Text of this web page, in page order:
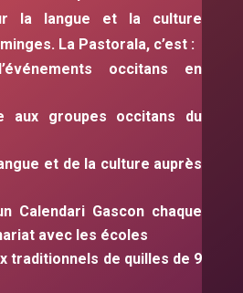
la langue et la culture
La Pastorala, c’est :
occitans en
aux groupes occitans du
et de la culture auprès
Calendari Gascon chaque
avec les écoles
traditionnels de quilles de 9